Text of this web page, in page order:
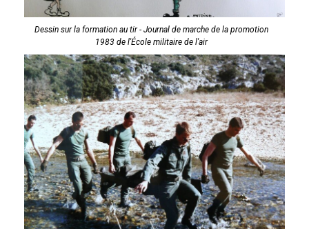
Dessin sur la formation au tir - Journal de marche de la promotion
1983 de l'École militaire de l'air